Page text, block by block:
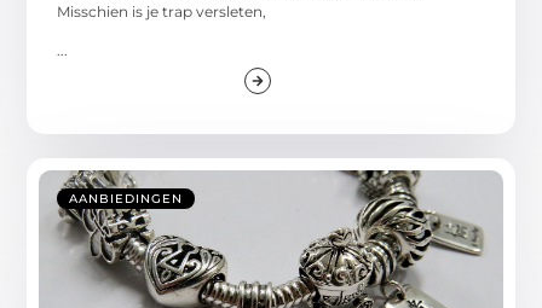
Misschien is je trap versleten,
...
AANBIEDINGEN